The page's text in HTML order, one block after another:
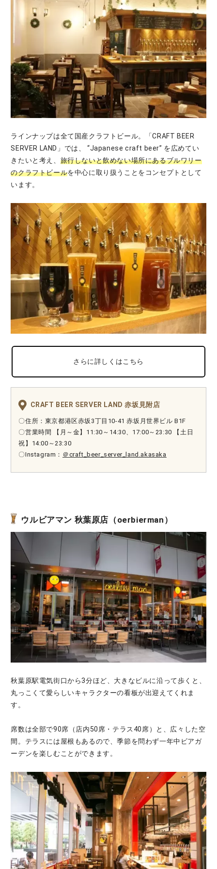
ラインナップは全て国産クラフトビール。「CRAFT BEER
SERVER LAND」では、 “Japanese craft beer” を広めてい
きたいと考え、 旅行しないと飲めない場所にあるブルワリー
のクラフトビールを中心に取り扱うことをコンセプトとして
います。
さらに詳しくはこちら
CRAFT BEER SERVER LAND 赤坂見附店
〇住所：東京都港区赤坂3丁目10-41 赤坂月世界ビル B1F
〇営業時間 【月～金】11:30～14:30、17:00～23:30 【土日
祝】14:00～23:30
〇Instagram： ＠craft_beer_server_land.akasaka
ウルビアマン 秋葉原店（oerbierman）
秋葉原駅電気街口から3分ほど、大きなビルに沿って歩くと、
丸っこくて愛らしいキャラクターの看板が出迎えてくれま
す。
席数は全部で90席（店内50席・テラス40席）と、広々した空
間。テラスには屋根もあるので、季節を問わず一年中ビアガ
ーデンを楽しむことができます。